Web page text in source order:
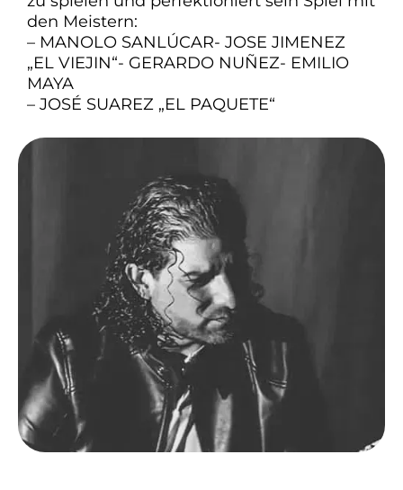
den Meistern:
– MANOLO SANLÚCAR- JOSE JIMENEZ
„EL VIEJIN“- GERARDO NUÑEZ- EMILIO
MAYA
– JOSÉ SUAREZ „EL PAQUETE“